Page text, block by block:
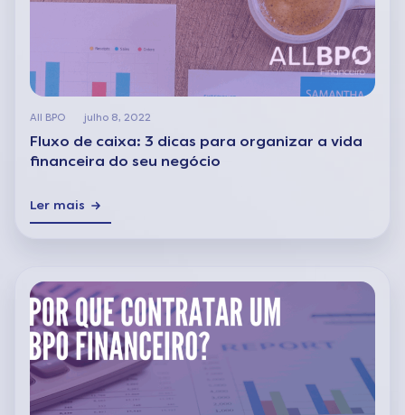
All BPO julho 8, 2022
Fluxo de caixa: 3 dicas para organizar a vida
financeira do seu negócio
Ler mais